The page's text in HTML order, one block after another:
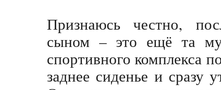
Признаюсь честно,
сыном – это ещё та
спортивного комплекса
заднее сиденье и сразу